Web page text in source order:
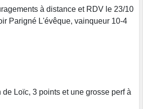
à distance et RDV le 23/10
Parigné L'évêque, vainqueur 10-4
de Loïc, 3 points et une grosse perf à